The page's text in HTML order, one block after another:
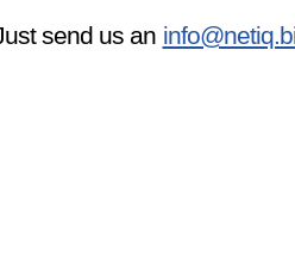
send us an